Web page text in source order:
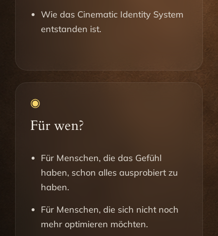
Wie das Cinematic Identity System
entstanden ist.
◉
Für wen?
Für Menschen, die das Gefühl
haben, schon alles ausprobiert zu
haben.
Für Menschen, die sich nicht noch
mehr optimieren möchten.